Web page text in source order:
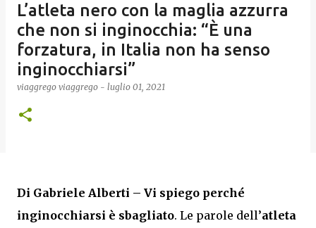
L’atleta nero con la maglia azzurra
che non si inginocchia: “È una
forzatura, in Italia non ha senso
inginocchiarsi”
viaggrego viaggrego - luglio 01, 2021
Di Gabriele Alberti – Vi spiego perché
inginocchiarsi è sbagliato. Le parole dell’atleta